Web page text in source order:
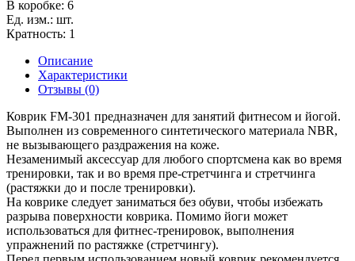
В коробке: 6
Ед. изм.: шт.
Кратность: 1
Описание
Характеристики
Отзывы (0)
Коврик FM-301 предназначен для занятий фитнесом и йогой.
Выполнен из современного синтетического материала NBR,
не вызывающего раздражения на коже.
Незаменимый аксессуар для любого спортсмена как во время
тренировки, так и во время пре-стретчинга и стретчинга
(растяжки до и после тренировки).
На коврике следует заниматься без обуви, чтобы избежать
разрыва поверхности коврика. Помимо йоги может
использоваться для фитнес-тренировок, выполнения
упражнений по растяжке (стретчингу).